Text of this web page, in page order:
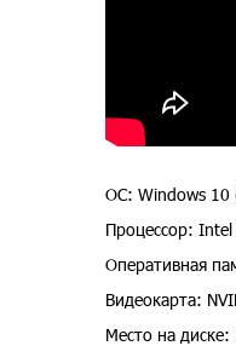
ОС: Windows 10
Процессор:
Оперативная
Видеокарта:
Место на диске: